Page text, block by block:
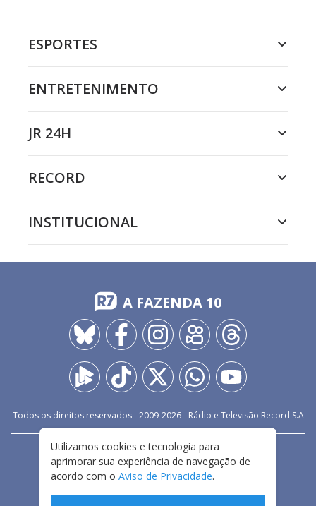
ESPORTES
ENTRETENIMENTO
JR 24H
RECORD
INSTITUCIONAL
A FAZENDA 10
Todos os direitos reservados - 2009-2026- Rádio e Televisão Record S.A
FALE CONOSCO
PRIVACIDADE
TERMOS E CONDIÇÕES DE USO
Utilizamos cookies e tecnologia para
aprimorar sua experiência de navegação de
acordo com o Aviso de Privacidade.